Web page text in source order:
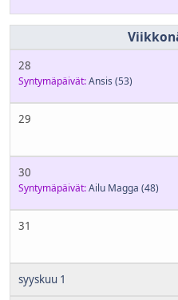
28
Syntymäpäivät:Ansis (53)
29
30
Syntymäpäivät:Ailu Magga (48)
31
syyskuu 1